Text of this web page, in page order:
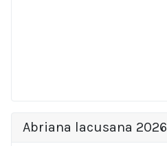
Abriana lacusana 2026